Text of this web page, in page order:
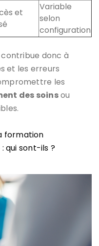
et
Variable
selon
configuration
donc à
et les erreurs
les
des soinsou
formation
qui sont-ils ?